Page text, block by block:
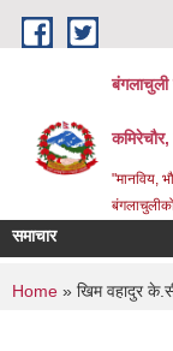
Skip to main content
बंगलाचुली
"मानविय,
समाचार
You are
Home » खिम वहादुर